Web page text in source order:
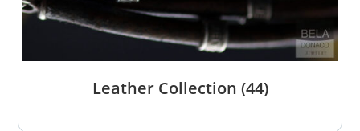
Leather Collection (44)